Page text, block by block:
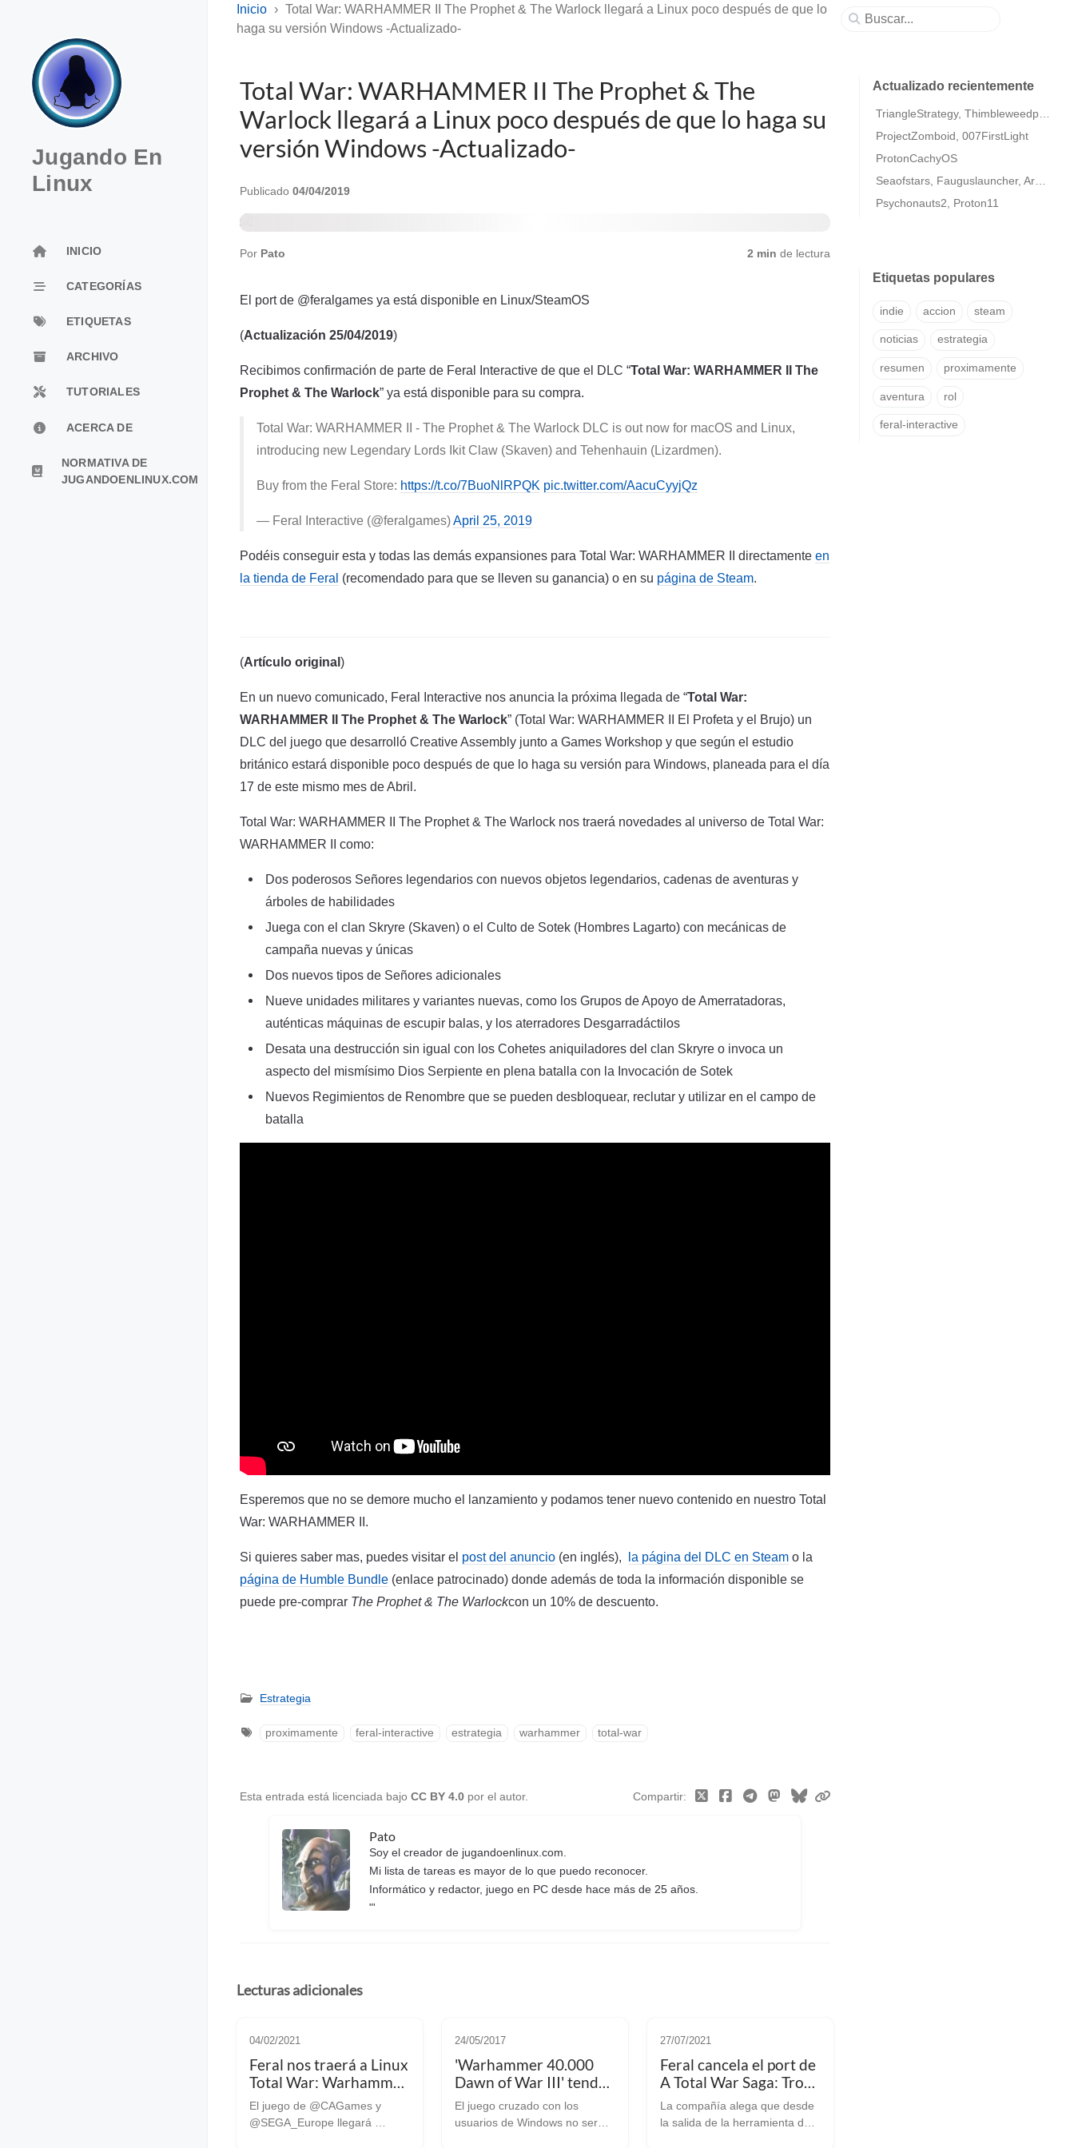
Jugando En
Linux
INICIO
CATEGORÍAS
ETIQUETAS
ARCHIVO
TUTORIALES
ACERCA DE
NORMATIVA DE
JUGANDOENLINUX.COM
Inicio
Total War: WARHAMMER II The Prophet & The Warlock llegará a Linux poco después de que lo
haga su versión Windows -Actualizado-
Total War: WARHAMMER II The Prophet & The
Warlock llegará a Linux poco después de que lo haga su
versión Windows -Actualizado-
Publicado 04/04/2019
Por Pato 2 min de lectura
El port de @feralgames ya está disponible en Linux/SteamOS
(Actualización 25/04/2019)
Recibimos confirmación de parte de Feral Interactive de que el DLC “Total War: WARHAMMER II The
Prophet & The Warlock” ya está disponible para su compra.
Total War: WARHAMMER II - The Prophet & The Warlock DLC is out now for macOS and Linux,
introducing new Legendary Lords Ikit Claw (Skaven) and Tehenhauin (Lizardmen).
Buy from the Feral Store: https://t.co/7BuoNlRPQK pic.twitter.com/AacuCyyjQz
— Feral Interactive (@feralgames)April 25, 2019
Podéis conseguir esta y todas las demás expansiones para Total War: WARHAMMER II directamente en
la tienda de Feral (recomendado para que se lleven su ganancia) o en su página de Steam.
(Artículo original)
En un nuevo comunicado, Feral Interactive nos anuncia la próxima llegada de “Total War:
WARHAMMER II The Prophet & The Warlock” (Total War: WARHAMMER II El Profeta y el Brujo) un
DLC del juego que desarrolló Creative Assembly junto a Games Workshop y que según el estudio
británico estará disponible poco después de que lo haga su versión para Windows, planeada para el día
17 de este mismo mes de Abril.
Total War: WARHAMMER II The Prophet & The Warlock nos traerá novedades al universo de Total War:
WARHAMMER II como:
Dos poderosos Señores legendarios con nuevos objetos legendarios, cadenas de aventuras y
árboles de habilidades
Juega con el clan Skryre (Skaven) o el Culto de Sotek (Hombres Lagarto) con mecánicas de
campaña nuevas y únicas
Dos nuevos tipos de Señores adicionales
Nueve unidades militares y variantes nuevas, como los Grupos de Apoyo de Amerratadoras,
auténticas máquinas de escupir balas, y los aterradores Desgarradáctilos
Desata una destrucción sin igual con los Cohetes aniquiladores del clan Skryre o invoca un
aspecto del mismísimo Dios Serpiente en plena batalla con la Invocación de Sotek
Nuevos Regimientos de Renombre que se pueden desbloquear, reclutar y utilizar en el campo de
batalla
Esperemos que no se demore mucho el lanzamiento y podamos tener nuevo contenido en nuestro Total
War: WARHAMMER II.
Si quieres saber mas, puedes visitar el post del anuncio (en inglés), la página del DLC en Steam o la
página de Humble Bundle (enlace patrocinado) donde además de toda la información disponible se
puede pre-comprar The Prophet & The Warlockcon un 10% de descuento.
Estrategia
proximamente feral-interactive estrategia warhammer total-war
Esta entrada está licenciada bajo CC BY 4.0 por el autor. Compartir
Pato
Soy el creador de jugandoenlinux.com.
Mi lista de tareas es mayor de lo que puedo reconocer.
Informático y redactor, juego en PC desde hace más de 25 años.
"'
Actualizado recientemente
ProjectZomboid, 007FirstLight
ProtonCachyOS
Psychonauts2, Proton11
Etiquetas populares
indie accion steam
noticias estrategia
resumen proximamente
aventura rol
feral-interactive
Lecturas adicionales
04/02/2021
Feral nos traerá a Linux
Total War: Warhammer
III
El juego de @CAGames y
@SEGA_Europe llegará
24/05/2017
'Warhammer 40.000
Dawn of War III' tendrá
multijugador entre
Linux y macOS
El juego cruzado con los
usuarios de Windows no será
27/07/2021
Feral cancela el port de
A Total War Saga: Troy
debido a Proton
La compañía alega que desde
la salida de la herramienta de